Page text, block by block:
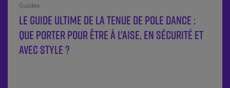
Guides
Le guide ultime de la tenue de pole dance :
Que porter pour être à l'aise, en sécurité et
avec style ?